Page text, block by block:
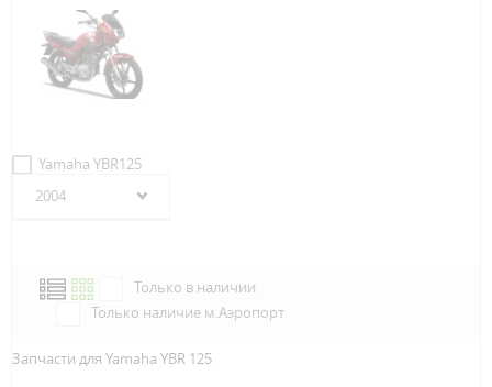
Yamaha YBR125
2004
Только в наличии
Только наличие м.Аэропорт
Запчасти для Yamaha YBR 125